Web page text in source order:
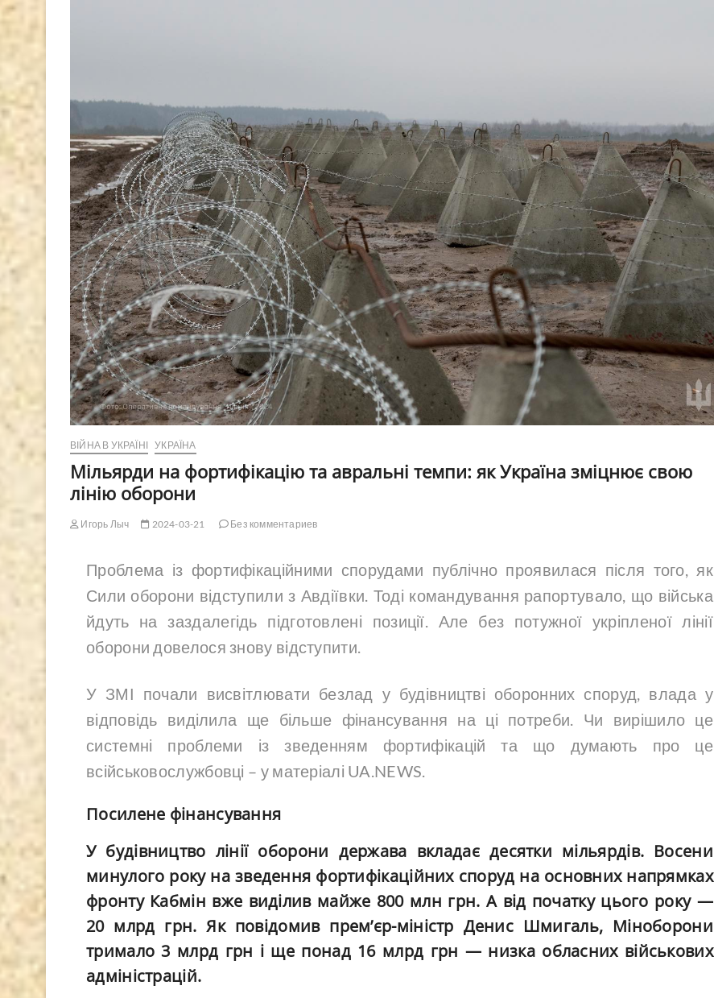
ВІЙНА В УКРАЇНІ УКРАЇНА
Мільярди на фортифікацію та авральні темпи: як Україна зміцнює свою
лінію оборони
Игорь Лыч 2024-03-21 Без комментариев
Проблема із фортифікаційними спорудами публічно проявилася після того, як
Сили оборони відступили з Авдіївки. Тоді командування рапортувало, що війська
йдуть на заздалегідь підготовлені позиції. Але без потужної укріпленої лінії
оборони довелося знову відступити.
У ЗМІ почали висвітлювати безлад у будівництві оборонних споруд, влада у
відповідь виділила ще більше фінансування на ці потреби. Чи вирішило це
системні проблеми із зведенням фортифікацій та що думають про це
всійськовослужбовці – у матеріалі UA.NEWS.
Посилене фінансування
У будівництво лінії оборони держава вкладає десятки мільярдів. Восени
минулого року на зведення фортифікаційних споруд на основних напрямках
фронту Кабмін вже виділив майже 800 млн грн. А від початку цього року —
20 млрд грн. Як повідомив прем’єр-міністр Денис Шмигаль, Міноборони
тримало 3 млрд грн і ще понад 16 млрд грн — низка обласних військових
адміністрацій.